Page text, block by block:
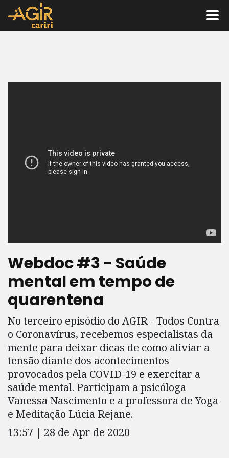
Webdoc #3 - Saúde
mental em tempo de
quarentena
No terceiro episódio do AGIR - Todos Contra
o Coronavírus, recebemos especialistas da
mente para deixar dicas de como aliviar a
tensão diante dos acontecimentos
provocados pela COVID-19 e exercitar a
saúde mental. Participam a psicóloga
Vanessa Nascimento e a professora de Yoga
e Meditação Lúcia Rejane.
13:57 | 28 de Apr de 2020